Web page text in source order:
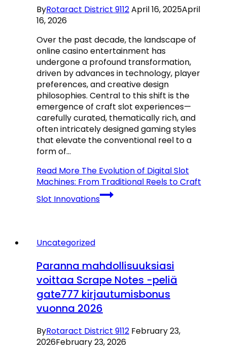
ByRotaract District 9112April 16, 2025April
16, 2026
Over the past decade, the landscape of
online casino entertainment has
undergone a profound transformation,
driven by advances in technology, player
preferences, and creative design
philosophies. Central to this shift is the
emergence of craft slot experiences—
carefully curated, thematically rich, and
often intricately designed gaming styles
that elevate the conventional reel to a
form of…
Read More The Evolution of Digital Slot
Machines: From Traditional Reels to Craft
Slot Innovations
Uncategorized
Paranna mahdollisuuksiasi
voittaa Scrape Notes -peliä
gate777 kirjautumisbonus
vuonna 2026
ByRotaract District 9112 February 23,
2026February 23, 2026